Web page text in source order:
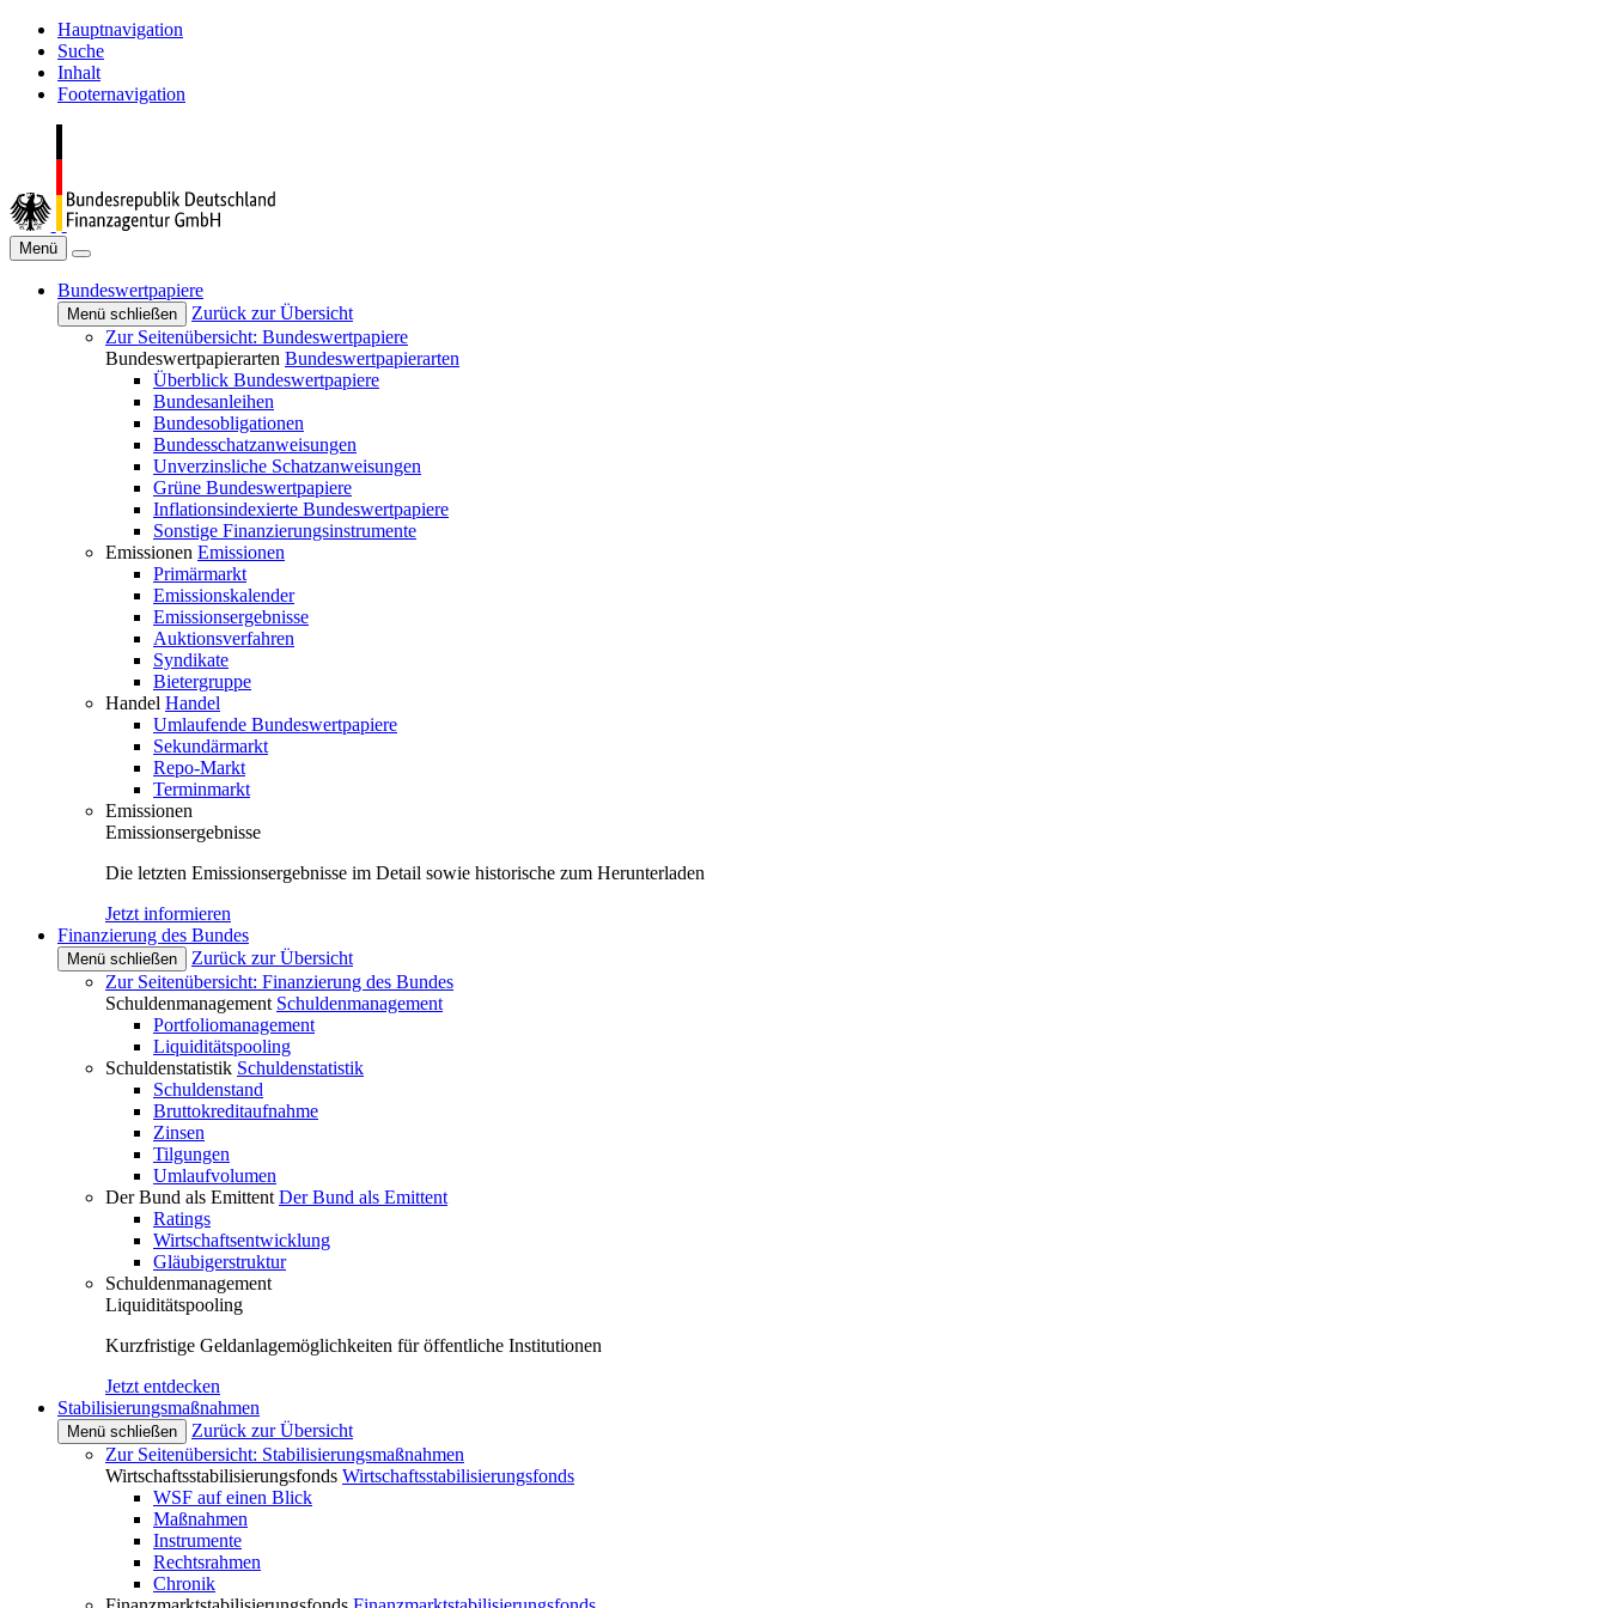
Hauptnavigation
Suche
Inhalt
Footernavigation
Menü
Bundeswertpapiere
Menü schließen
Zurück zur Übersicht
Zur Seitenübersicht: Bundeswertpapiere
Bundeswertpapierarten Bundeswertpapierarten
Überblick Bundeswertpapiere
Bundesanleihen
Bundesobligationen
Bundesschatzanweisungen
Unverzinsliche Schatzanweisungen
Grüne Bundeswertpapiere
Inflationsindexierte Bundeswertpapiere
Sonstige Finanzierungsinstrumente
Emissionen Emissionen
Primärmarkt
Emissionskalender
Emissionsergebnisse
Auktionsverfahren
Syndikate
Bietergruppe
Handel Handel
Umlaufende Bundeswertpapiere
Sekundärmarkt
Repo-Markt
Terminmarkt
Emissionen
Emissionsergebnisse
Die letzten Emissionsergebnisse im Detail sowie historische zum Herunterladen
Jetzt informieren
Finanzierung des Bundes
Menü schließen
Zurück zur Übersicht
Zur Seitenübersicht: Finanzierung des Bundes
Schuldenmanagement Schuldenmanagement
Portfoliomanagement
Liquiditätspooling
Schuldenstatistik Schuldenstatistik
Schuldenstand
Bruttokreditaufnahme
Zinsen
Tilgungen
Umlaufvolumen
Der Bund als Emittent Der Bund als Emittent
Ratings
Wirtschaftsentwicklung
Gläubigerstruktur
Schuldenmanagement
Liquiditätspooling
Kurzfristige Geldanlagemöglichkeiten für öffentliche Institutionen
Jetzt entdecken
Stabilisierungsmaßnahmen
Menü schließen
Zurück zur Übersicht
Zur Seitenübersicht: Stabilisierungsmaßnahmen
Wirtschaftsstabilisierungsfonds Wirtschaftsstabilisierungsfonds
WSF auf einen Blick
Maßnahmen
Instrumente
Rechtsrahmen
Chronik